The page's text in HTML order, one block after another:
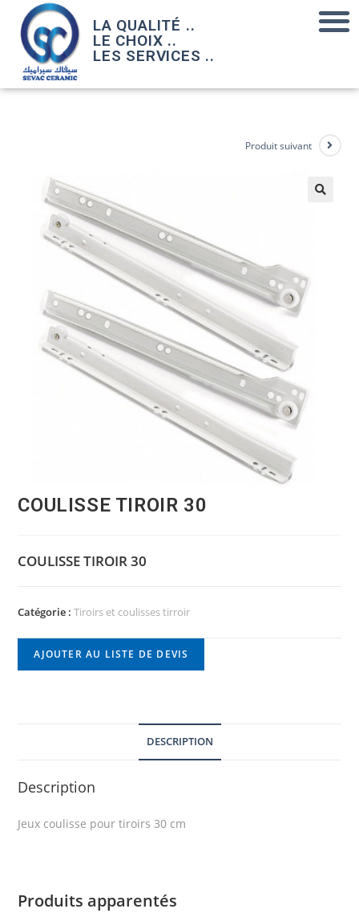
LA QUALITÉ ..
LE CHOIX ..
LES SERVICES ..
Produit suivant
COULISSE TIROIR 30
COULISSE TIROIR 30
Catégorie :Tiroirs et coulisses tirroir
AJOUTER AU LISTE DE DEVIS
DESCRIPTION
Description
Jeux coulisse pour tiroirs 30 cm
Produits apparentés